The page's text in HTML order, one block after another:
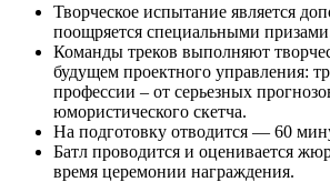
Творческое испытание является
поощряется специальными
Команды треков выполняют
будущем проектного управления:
профессии – от серьезных
юмористического скетча.
На подготовку отводится — 60
Батл проводится и оценивается
время церемонии награждения.